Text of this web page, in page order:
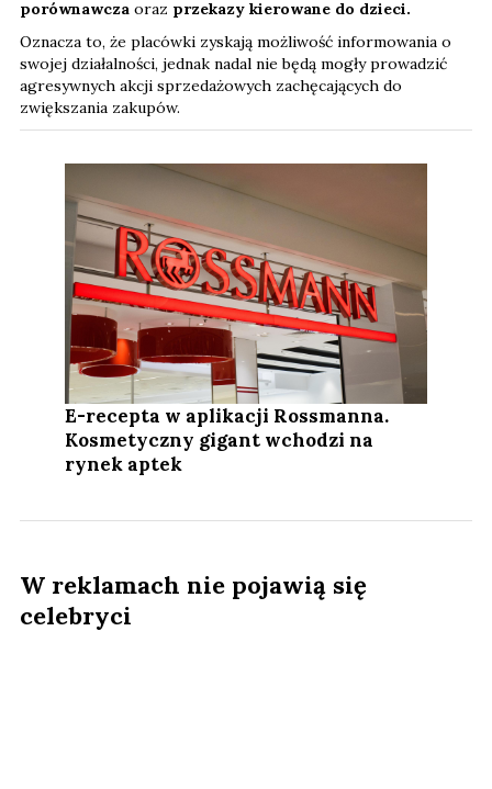
porównawcza oraz przekazy kierowane do dzieci.
Oznacza to, że placówki zyskają możliwość informowania o
swojej działalności, jednak nadal nie będą mogły prowadzić
agresywnych akcji sprzedażowych zachęcających do
zwiększania zakupów.
E-recepta w aplikacji Rossmanna.
Kosmetyczny gigant wchodzi na
rynek aptek
W reklamach nie pojawią się
celebryci